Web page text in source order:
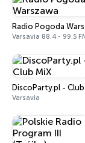
Radio Pogoda
Varsavia 88.4 - 99.5
DiscoParty.pl -
Varsavia